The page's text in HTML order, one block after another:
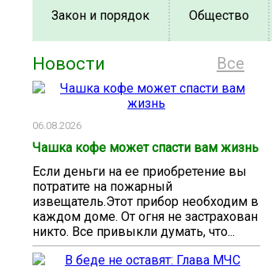
Закон и порядок Общество
Все
Новости
06.08.2026
Чашка кофе может спасти вам жизнь
Если деньги на ее приобретение вы
потратите на пожарный
извещатель.Этот прибор необходим в
каждом доме. От огня не застрахован
никто. Все привыкли думать, что...